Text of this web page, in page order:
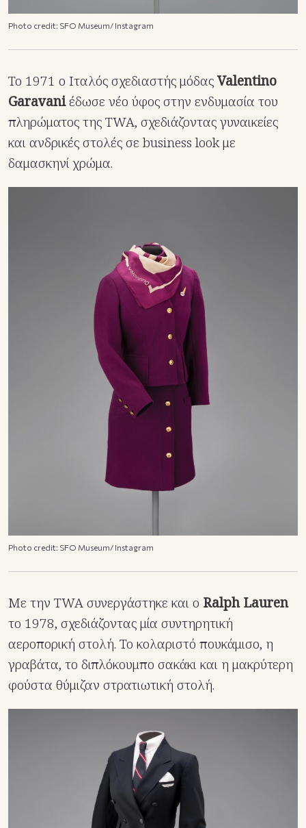
Photo credit: SFO Museum/ Instagram
Το 1971 ο Ιταλός σχεδιαστής μόδαςValentino
Garavaniέδωσε νέο ύφος στην ενδυμασία του
πληρώματος της TWA, σχεδιάζοντας γυναικείες
και ανδρικές στολές σε business look με
δαμασκηνί χρώμα.
Photo credit: SFO Museum/ Instagram
Με την TWA συνεργάστηκε και ο Ralph Lauren
το 1978, σχεδιάζοντας μία συντηρητική
αεροπορική στολή. Το κολαριστό πουκάμισο, η
γραβάτα, το διπλόκουμπο σακάκι και η μακρύτερη
φούστα θύμιζαν στρατιωτική στολή.